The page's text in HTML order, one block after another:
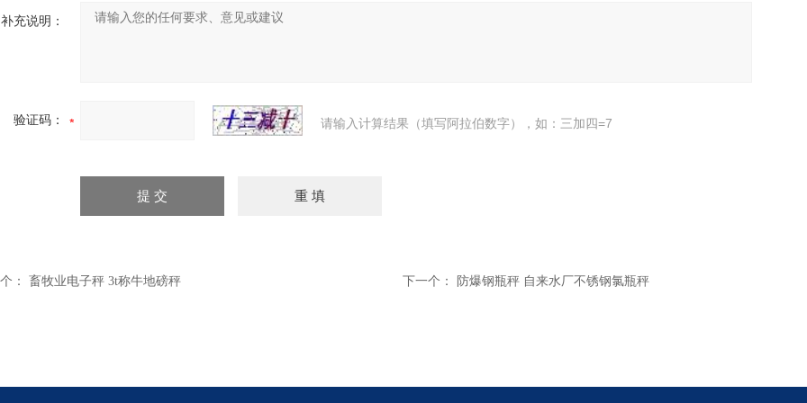
补充说明：
验证码： 请输入计算结果（填写阿拉伯数字），如：三加四=7
： 畜牧业电子秤 3t称牛地磅秤 下一个： 防爆钢瓶秤 自来水厂不锈钢氯瓶秤